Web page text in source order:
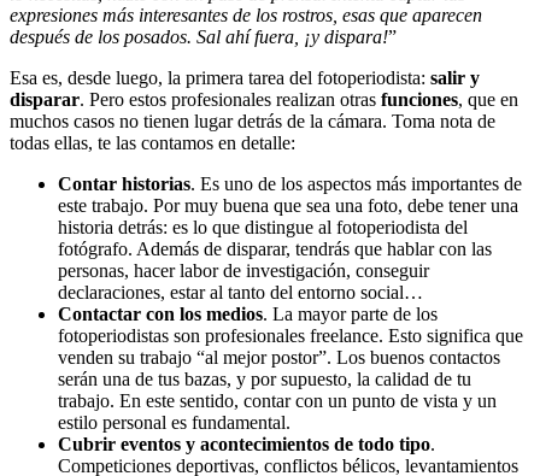
expresiones más interesantes de los rostros, esas que aparecen
después de los posados. Sal ahí fuera, ¡y dispara!”
Esa es, desde luego, la primera tarea del fotoperiodista: salir y
disparar. Pero estos profesionales realizan otras funciones, que en
muchos casos no tienen lugar detrás de la cámara. Toma nota de
todas ellas, te las contamos en detalle:
Contar historias. Es uno de los aspectos más importantes de
este trabajo. Por muy buena que sea una foto, debe tener una
historia detrás: es lo que distingue al fotoperiodista del
fotógrafo. Además de disparar, tendrás que hablar con las
personas, hacer labor de investigación, conseguir
declaraciones, estar al tanto del entorno social…
Contactar con los medios. La mayor parte de los
fotoperiodistas son profesionales freelance. Esto significa que
venden su trabajo “al mejor postor”. Los buenos contactos
serán una de tus bazas, y por supuesto, la calidad de tu
trabajo. En este sentido, contar con un punto de vista y un
estilo personal es fundamental.
Cubrir eventos y acontecimientos de todo tipo.
Competiciones deportivas, conflictos bélicos, levantamientos